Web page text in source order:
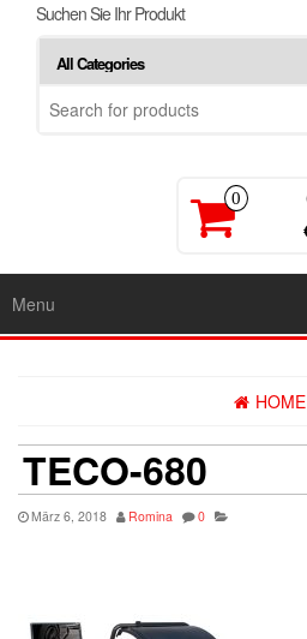
Suchen Sie Ihr Produkt
0
Menu
HOME
TECO-680
März 6, 2018 Romina 0